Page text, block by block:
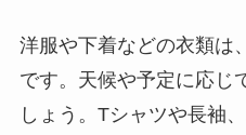
洋服や下着などの衣類は
です。天候や予定に応じ
しょう。Tシャツや長袖